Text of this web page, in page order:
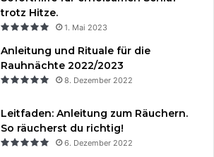
trotz Hitze.
1. Mai 2023
Anleitung und Rituale für die
Rauhnächte 2022/2023
8. Dezember 2022
Leitfaden: Anleitung zum Räuchern.
So räucherst du richtig!
6. Dezember 2022